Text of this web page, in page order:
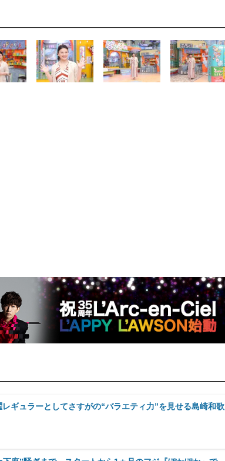
レギュラーとしてさすがの“バラエティ力”を見せる島崎和歌